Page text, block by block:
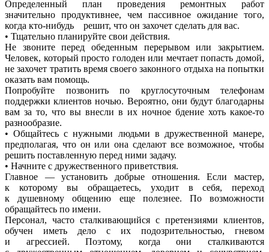
Определенный план проведения ремонтных работ
значительно продуктивнее, чем пассивное ожидание того,
когда кто-нибудь решит, что он захочет сделать для вас.
• Тщательно планируйте свои действия.
Не звоните перед обеденным перерывом или закрытием.
Человек, который просто голоден или мечтает попасть домой,
не захочет тратить время своего законного отдыха на попытки
оказать вам помощь.
Попробуйте позвонить по круглосуточным телефонам
поддержки клиентов ночью. Вероятно, они будут благодарны
вам за то, что вы внесли в их ночное бдение хоть какое-то
разнообразие.
• Общайтесь с нужными людьми в дружественной манере,
предполагая, что он или она сделают все возможное, чтобы
решить поставленную перед ними задачу.
• Начните с дружественного приветствия.
Главное — установить добрые отношения. Если мастер,
к которому вы обращаетесь, уходит в себя, переход
к душевному общению еще полезнее. По возможности
обращайтесь по имени.
Персонал, часто сталкивающийся с претензиями клиентов,
обучен иметь дело с их подозрительностью, гневом
и агрессией. Поэтому, когда они сталкиваются